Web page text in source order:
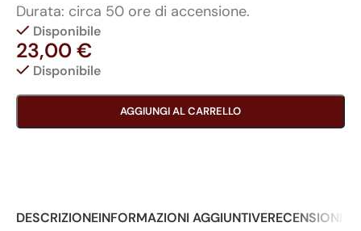
Durata: circa 50 ore di accensione.
Disponibile
23,00€
Disponibile
AGGIUNGI AL CARRELLO
DESCRIZIONEINFORMAZIONI AGGIUNTIVERECENSIONI